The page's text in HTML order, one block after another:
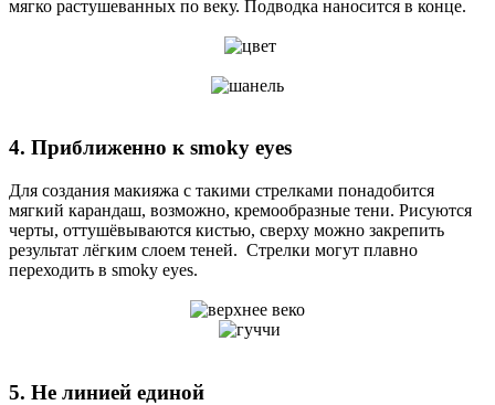
мягко растушеванных по веку. Подводка наносится в конце.
4. Приближенно к smoky eyes
Для создания макияжа с такими стрелками понадобится
мягкий карандаш, возможно, кремообразные тени. Рисуются
черты, оттушёвываются кистью, сверху можно закрепить
результат лёгким слоем теней. Стрелки могут плавно
переходить в smoky eyes.
5. Не линией единой